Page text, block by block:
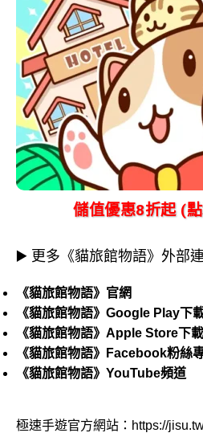
儲值優惠8折起 (
▶️ 更多《貓旅館物語》外部
《貓旅館物語》官網
《貓旅館物語》Google Play下
《貓旅館物語》Apple Store下載
《貓旅館物語》Facebook粉絲
《貓旅館物語》YouTube頻道
極速手遊官方網站： https://